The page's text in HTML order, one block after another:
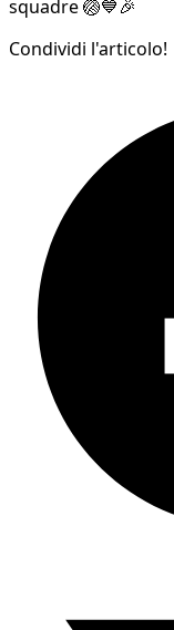
squadre 🏐💙🎉
Condividi l'articolo!